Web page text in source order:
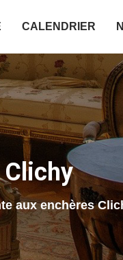
CALENDRIER
aux enchères